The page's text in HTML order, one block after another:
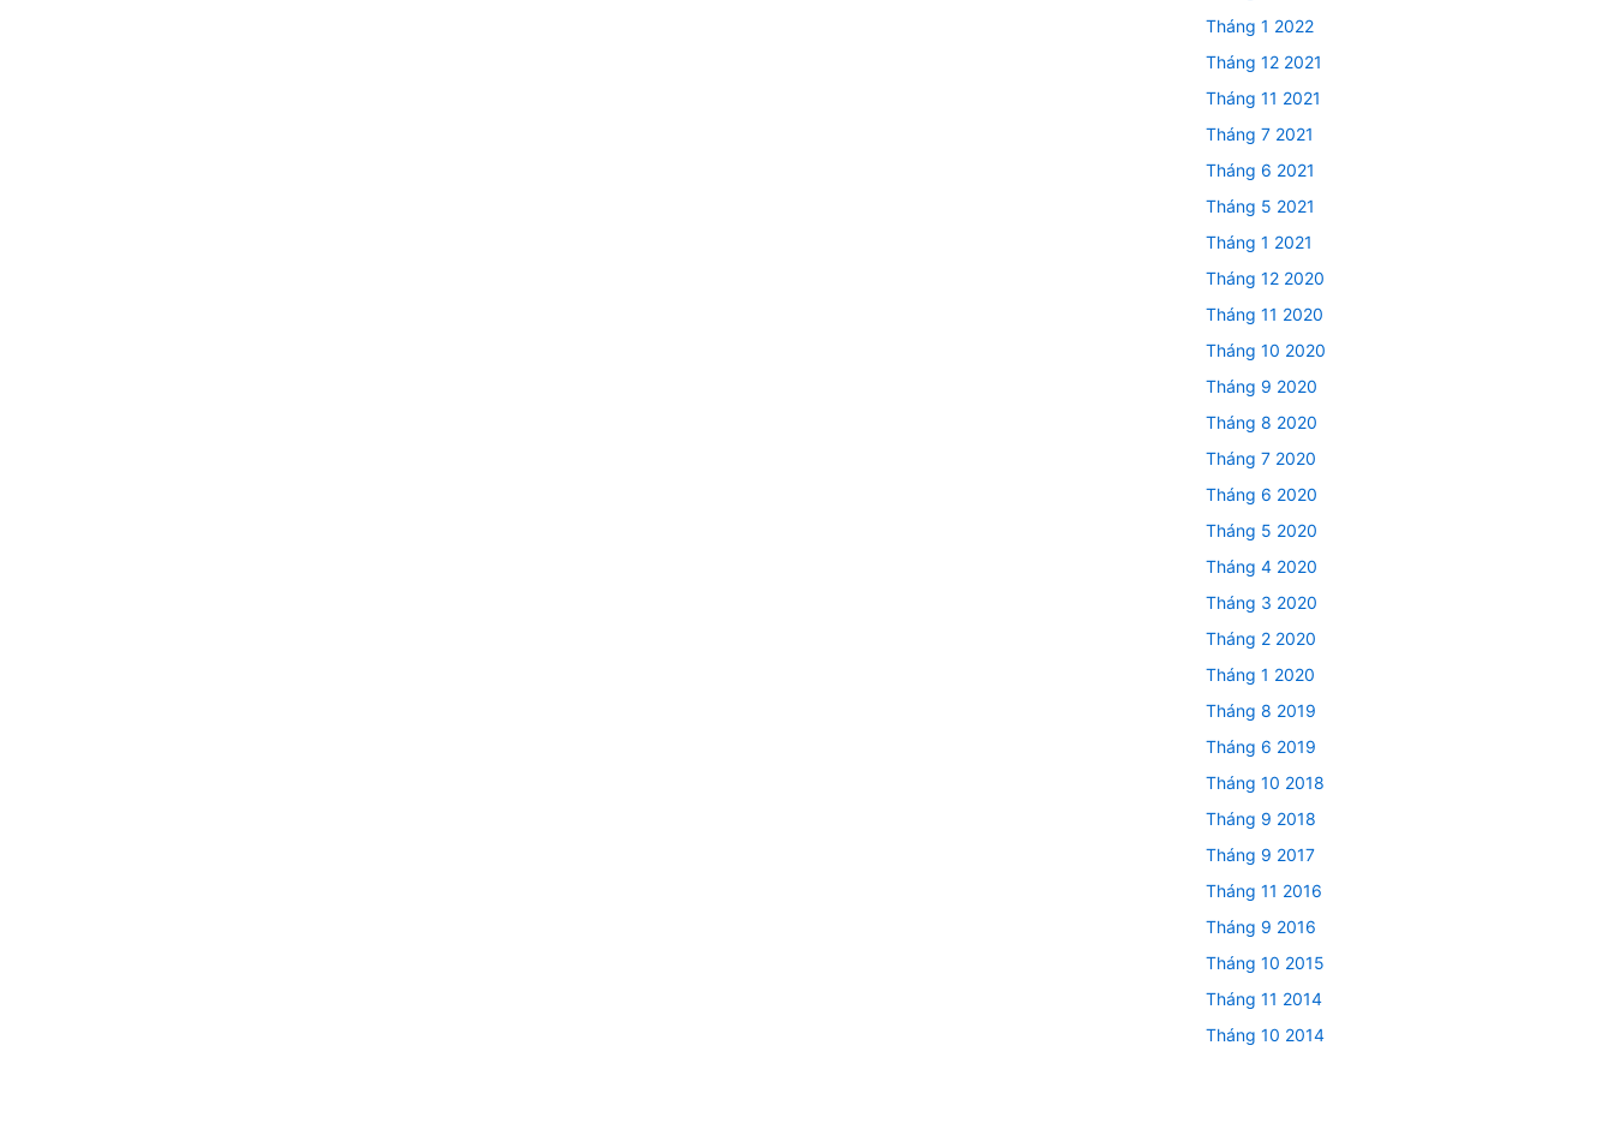
Tháng 1 2022
Tháng 12 2021
Tháng 11 2021
Tháng 7 2021
Tháng 6 2021
Tháng 5 2021
Tháng 1 2021
Tháng 12 2020
Tháng 11 2020
Tháng 10 2020
Tháng 9 2020
Tháng 8 2020
Tháng 7 2020
Tháng 6 2020
Tháng 5 2020
Tháng 4 2020
Tháng 3 2020
Tháng 2 2020
Tháng 1 2020
Tháng 8 2019
Tháng 6 2019
Tháng 10 2018
Tháng 9 2018
Tháng 9 2017
Tháng 11 2016
Tháng 9 2016
Tháng 10 2015
Tháng 11 2014
Tháng 10 2014